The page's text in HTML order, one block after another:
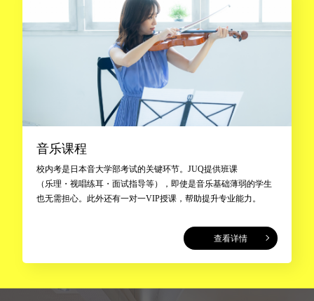
音乐课程
校内考是日本音大学部考试的关键环节。JUQ提供班课
（乐理・视唱练耳・面试指导等），即使是音乐基础薄弱的学生
也无需担心。此外还有一对一VIP授课，帮助提升专业能力。
查看详情